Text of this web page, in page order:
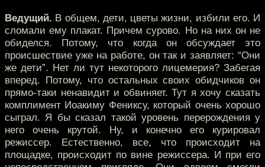
Ведущий. В общем, дети, цветы жизни, избили его. И
сломали ему плакат. Причем сурово. Но на них он не
обиделся. Потому, что когда он обсуждает это
происшествие уже на работе, он так и заявляет: “Они
же дети”. Нет ли тут некоторого лицемерия? Забегая
вперед. Потому, что остальных своих обидчиков он
прямо-таки ненавидит и обвиняет. Тут я хочу сказать
комплимент Иоакиму Фениксу, который очень хорошо
сыграл. Я бы сказал такой уровень перерождения у
него очень крутой. Ну, и конечно его курировал
режиссер. Естественно, все, что происходит на
площадке, происходит по вине режиссера. И при его